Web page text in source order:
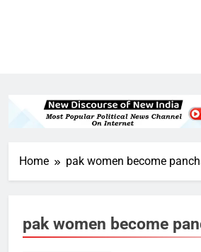
Home pak women become
pak women become
राम की नगरी